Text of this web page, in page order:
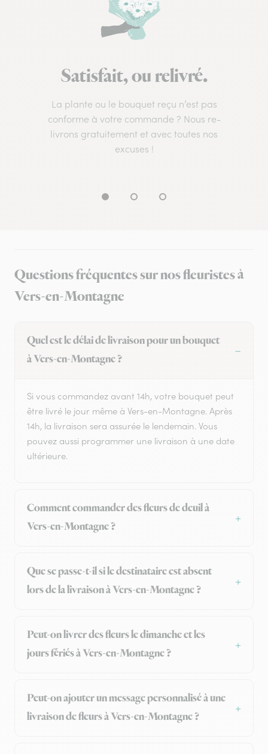
Satisfait, ou relivré.
La plante ou le bouquet reçu n’est pas
conforme à votre commande ? Nous re-
livrons gratuitement et avec toutes nos
excuses !
Questions fréquentes sur nos fleuristes à
Vers-en-Montagne
Quel est le délai de livraison pour un bouquet
à Vers-en-Montagne ?
Si vous commandez avant 14h, votre bouquet peut
être livré le jour même à Vers-en-Montagne. Après
14h, la livraison sera assurée le lendemain. Vous
pouvez aussi programmer une livraison à une date
ultérieure.
Comment commander des fleurs de deuil à
Vers-en-Montagne ?
Que se passe-t-il si le destinataire est absent
lors de la livraison à Vers-en-Montagne ?
Peut-on livrer des fleurs le dimanche et les
jours fériés à Vers-en-Montagne ?
Peut-on ajouter un message personnalisé à une
livraison de fleurs à Vers-en-Montagne ?